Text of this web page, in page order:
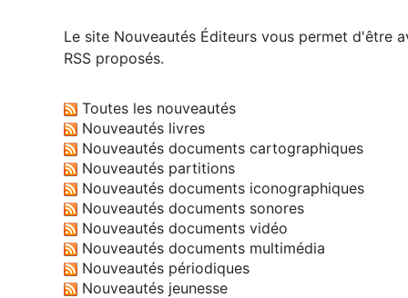
Le site Nouveautés Éditeurs vous permet d'être
RSS proposés.
Toutes les nouveautés
Nouveautés livres
Nouveautés documents cartographiques
Nouveautés partitions
Nouveautés documents iconographiques
Nouveautés documents sonores
Nouveautés documents vidéo
Nouveautés documents multimédia
Nouveautés périodiques
Nouveautés jeunesse